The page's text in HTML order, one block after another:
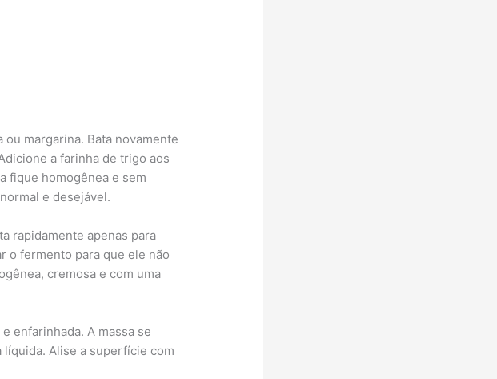
margarina. Bata novamente
a farinha de trigo aos
fique homogênea e sem
e desejável.
rapidamente apenas para
o fermento para que ele não
cremosa e com uma
enfarinhada. A massa se
Alise a superfície com